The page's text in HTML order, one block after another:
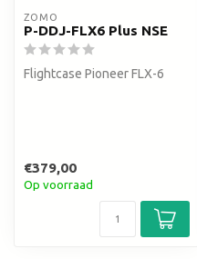
ZOMO
P-DDJ-FLX6 Plus NSE
Flightcase Pioneer FLX-6
€379,00
Op voorraad